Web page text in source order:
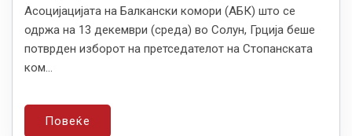
Асоцијацијата на Балкански комори (АБК) што се
одржа на 13 декември (среда) во Солун, Грција беше
потврден изборот на претседателот на Стопанската
ком...
Повеќе